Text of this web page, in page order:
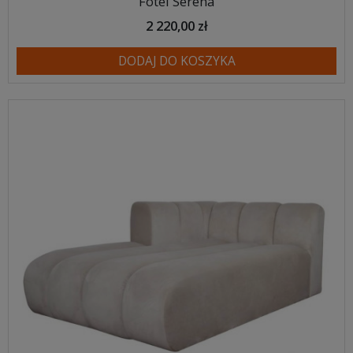
2 220,00 zł
DODAJ DO KOSZYKA